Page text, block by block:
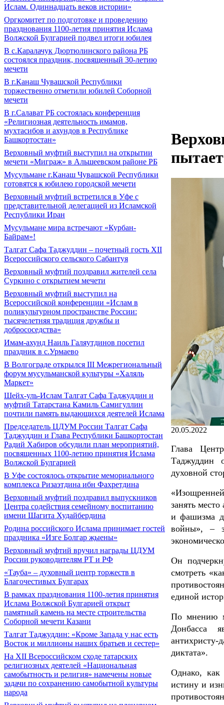
Ислам. Одиннадцать веков истории»
Оргкомитет по подготовке и проведению
празднования 1100-летия принятия Ислама
Волжской Булгарией подвел итоги юбилея
В с.Каралачук Дюртюлинского района РБ
состоялся праздник, посвященный 30-летию
мечети
В г.Канаш Чувашской Республики
торжественно отметили юбилей Соборной
мечети
В г.Салават РБ состоялась конференция
«Религиозная деятельность имамов,
мухтасибов и ахундов в Республике
Башкортостан»
Верховный муфтий выступил на открытии
мечети «Миграж» в Альшеевском районе РБ
Мусульмане г.Канаш Чувашской Республики
готовятся к юбилею городской мечети
Верховный муфтий встретился в Уфе с
представительной делегацией из Исламской
Республики Иран
Мусульмане мира встречают «Курбан-
Байрам»!
Талгат Сафа Таджуддин – почетный гость XII
Всероссийского сельского Сабантуя
Верховный муфтий поздравил жителей села
Суркино с открытием мечети
Верховный муфтий выступил на
Всероссийской конференции «Ислам в
поликультурном пространстве России:
тысячелетняя традиция дружбы и
добрососедства»
Имам-ахунд Наиль Галяутдинов посетил
праздник в с.Урмаево
В Волгограде открылся III Межрегиональный
форум мусульманской культуры «Халяль
Маркет»
Шейх-уль-Ислам Талгат Сафа Таджуддин и
муфтий Татарстана Камиль Самигуллин
почтили память выдающихся деятелей Ислама
Председатель ЦДУМ России Талгат Сафа
Таджуддин и Глава Республики Башкортостан
Радий Хабиров обсудили план мероприятий,
посвященных 1100-летию принятия Ислама
Волжской Булгарией
В Уфе состоялось открытие мемориального
комплекса Ризаэтдина ибн Фахретдина
Верховный муфтий поздравил выпускников
Центра содействия семейному воспитанию
имени Шагита Худайбердина
Родина российского Ислама принимает гостей
праздника «Изге Болгар җыены»
Верховный муфтий вручил награды ЦДУМ
России руководителям РТ и РФ
«Тауба» – духовный центр торжеств в
Благочестивых Булгарах
В рамках празднования 1100-летия принятия
Ислама Волжской Булгарией открыт
памятный камень на месте строительства
Соборной мечети Казани
Талгат Таджуддин: «Кроме Запада у нас есть
Восток и миллионы наших братьев и сестер»
На XII Всероссийском сходе татарских
религиозных деятелей «Национальная
самобытность и религия» намечены новые
задачи по сохранению самобытной культуры
народа
20.05.2022
Глава
Таджуддин
духовной
занять
и фашизма
войны», –
Он
смотреть
единой
По мнению
Донбасса
антихристу-
диктата».
Однако, как
истину и